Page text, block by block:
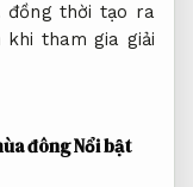
đồng thời tạo ra
khi tham gia giải
đôngNổi bật